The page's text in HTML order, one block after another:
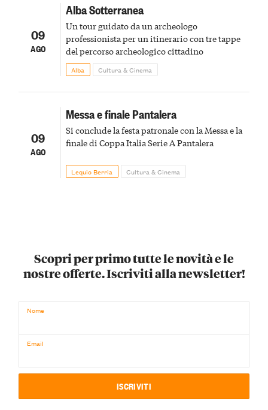
09
AGO
Alba Sotterranea
Un tour guidato da un archeologo
professionista per un itinerario con tre tappe
del percorso archeologico cittadino
Alba Cultura & Cinema
09
AGO
Messa e finale Pantalera
Si conclude la festa patronale con la Messa e la
finale di Coppa Italia Serie A Pantalera
Lequio Berria Cultura & Cinema
Scopri per primo tutte le novità e le
nostre offerte. Iscriviti alla newsletter!
Nome
Email